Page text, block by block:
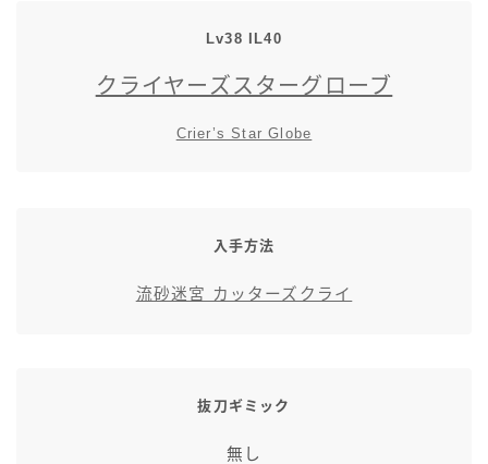
極シタデル・ボズヤ追憶戦
Lv38 IL40
クライヤーズスターグローブ
Crier’s Star Globe
入手方法
流砂迷宮 カッターズクライ
抜刀ギミック
無し